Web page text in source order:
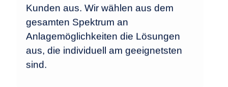
Kunden aus. Wir wählen aus dem
gesamten Spektrum an
Anlagemöglichkeiten die Lösungen
aus, die individuell am geeignetsten
sind.